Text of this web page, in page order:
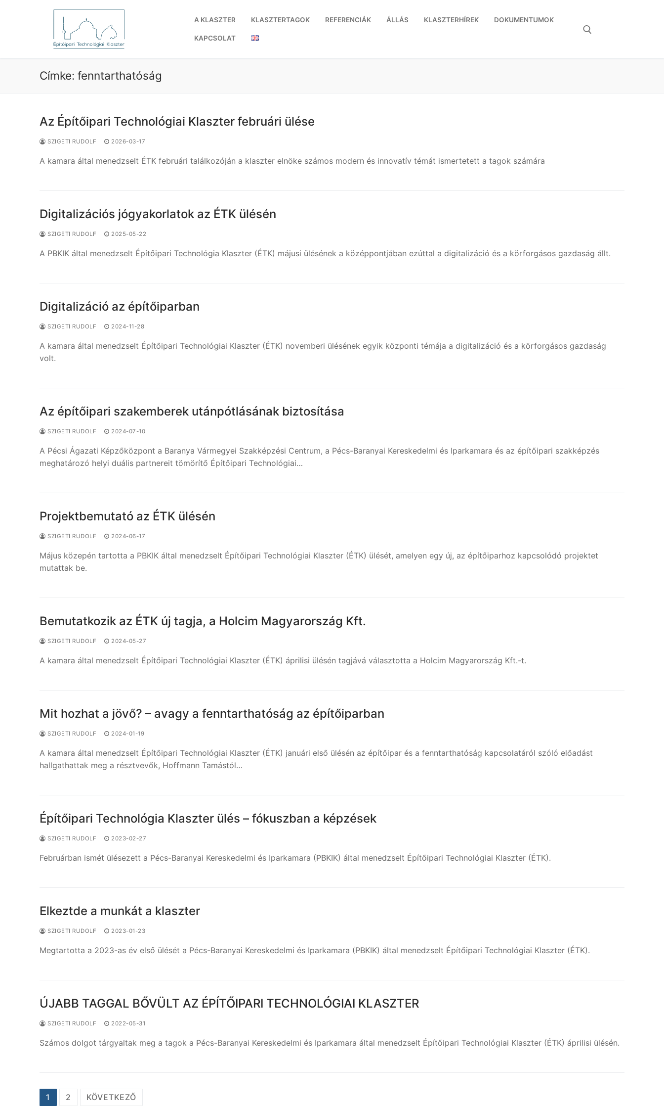
A KLASZTER KLASZTERTAGOK REFERENCIÁK ÁLLÁS KLASZTERHÍREK DOKUMENTUMOK
KAPCSOLAT
Címke: fenntarthatóság
Az Építőipari Technológiai Klaszter februári ülése
SZIGETI RUDOLF 2026-03-17
A kamara által menedzselt ÉTK februári találkozóján a klaszter elnöke számos modern és innovatív témát ismertetett a tagok számára
Digitalizációs jógyakorlatok az ÉTK ülésén
SZIGETI RUDOLF 2025-05-22
A PBKIK által menedzselt Építőipari Technológia Klaszter (ÉTK) májusi ülésének a középpontjában ezúttal a digitalizáció és a körforgásos gazdaság állt.
Digitalizáció az építőiparban
SZIGETI RUDOLF 2024-11-28
A kamara által menedzselt Építőipari Technológiai Klaszter (ÉTK) novemberi ülésének egyik központi témája a digitalizáció és a körforgásos gazdaság
volt.
Az építőipari szakemberek utánpótlásának biztosítása
SZIGETI RUDOLF 2024-07-10
A Pécsi Ágazati Képzőközpont a Baranya Vármegyei Szakképzési Centrum, a Pécs-Baranyai Kereskedelmi és Iparkamara és az építőipari szakképzés
meghatározó helyi duális partnereit tömörítő Építőipari Technológiai…
Projektbemutató az ÉTK ülésén
SZIGETI RUDOLF 2024-06-17
Május közepén tartotta a PBKIK által menedzselt Építőipari Technológiai Klaszter (ÉTK) ülését, amelyen egy új, az építőiparhoz kapcsolódó projektet
mutattak be.
Bemutatkozik az ÉTK új tagja, a Holcim Magyarország Kft.
SZIGETI RUDOLF 2024-05-27
A kamara által menedzselt Építőipari Technológiai Klaszter (ÉTK) áprilisi ülésén tagjává választotta a Holcim Magyarország Kft.-t.
Mit hozhat a jövő? – avagy a fenntarthatóság az építőiparban
SZIGETI RUDOLF 2024-01-19
A kamara által menedzselt Építőipari Technológiai Klaszter (ÉTK) januári első ülésén az építőipar és a fenntarthatóság kapcsolatáról szóló előadást
hallgathattak meg a résztvevők, Hoffmann Tamástól…
Építőipari Technológia Klaszter ülés – fókuszban a képzések
SZIGETI RUDOLF 2023-02-27
Februárban ismét ülésezett a Pécs-Baranyai Kereskedelmi és Iparkamara (PBKIK) által menedzselt Építőipari Technológiai Klaszter (ÉTK).
Elkeztde a munkát a klaszter
SZIGETI RUDOLF 2023-01-23
Megtartotta a 2023-as év első ülését a Pécs-Baranyai Kereskedelmi és Iparkamara (PBKIK) által menedzselt Építőipari Technológiai Klaszter (ÉTK).
ÚJABB TAGGAL BŐVÜLT AZ ÉPÍTŐIPARI TECHNOLÓGIAI KLASZTER
SZIGETI RUDOLF 2022-05-31
Számos dolgot tárgyaltak meg a tagok a Pécs-Baranyai Kereskedelmi és Iparkamara által menedzselt Építőipari Technológiai Klaszter (ÉTK) áprilisi ülésén.
Bejegyzések
1 2 KÖVETKEZŐ